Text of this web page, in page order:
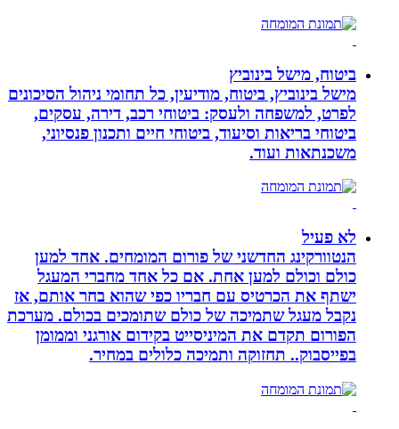
ביטוח, מישל בינוביץ
מישל בינוביץ, ביטוח, מודיעין, כל תחומי ניהול הסיכונים
לפרט, למשפחה ולעסק: ביטוחי רכב, דירה, עסקים,
ביטוחי בריאות וסיעוד, ביטוחי חיים ותכנון פנסיוני,
משכנתאות ועוד.
לא פעיל
הנטוורקינג החדשני של פורום המומחים. אחד למען
כולם וכולם למען אחת. אם כל אחד מחברי המעגל
ישתף את הכרטיס עם חבריו כפי שהוא בחר אותם, אז
נקבל מעגל שתמיכה של כולם שתומכים בכולם. מערכת
הפורום תקדם את המיניסייט בקידום אורגני וממומן
בפייסבוק.. תחזוקה ותמיכה כלולים במחיר.